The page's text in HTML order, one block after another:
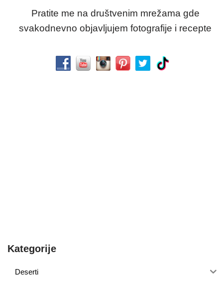
Pratite me na društvenim mrežama gde
svakodnevno objavljujem fotografije i recepte
Kategorije
Deserti